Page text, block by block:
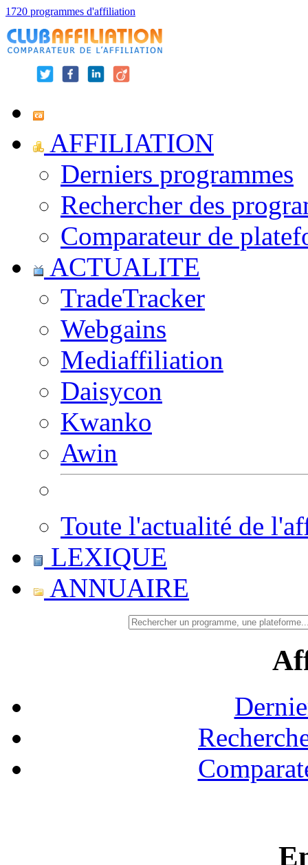
1720 programmes d'affiliation
AFFILIATION
Derniers programmes
Rechercher des
Comparateur de
ACTUALITE
TradeTracker
Webgains
Mediaffiliation
Daisycon
Kwanko
Awin
Toute l'actualité de
LEXIQUE
ANNUAIRE